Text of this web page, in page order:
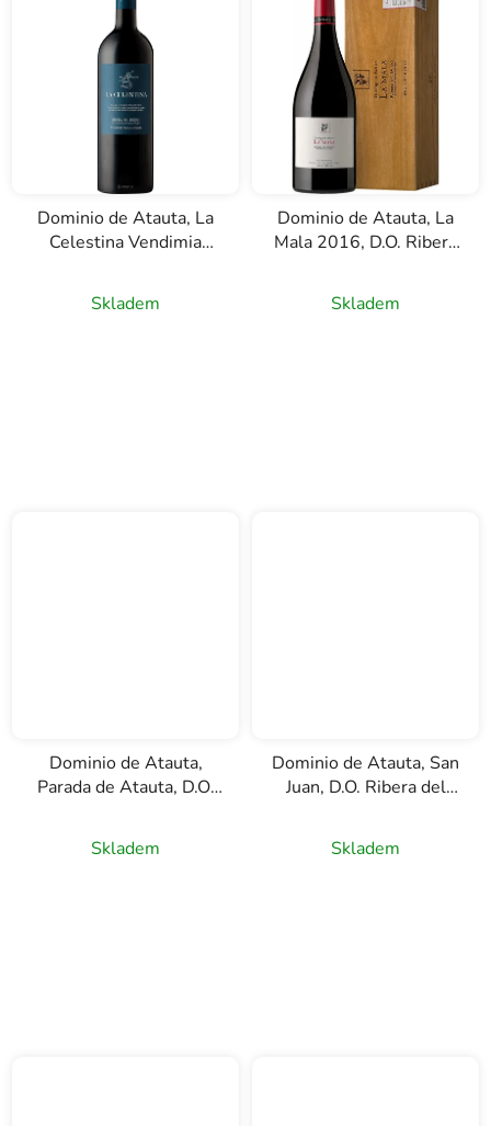
Dominio de Atauta, La
Celestina Vendimia
Ribera del Duero,
červené víno, 0,75l
Skladem
Dominio de Atauta, La
Mala 2016, D.O. Ribera
0,75l
Skladem
Dominio de Atauta,
Parada de Atauta, D.O.
červené víno, 0,75l
Skladem
Dominio de Atauta, San
Juan, D.O. Ribera del
0,75l
Skladem